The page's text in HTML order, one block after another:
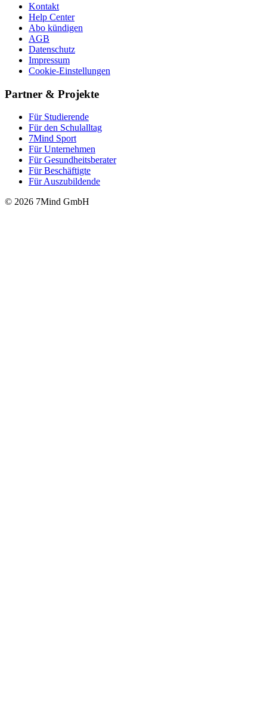
Kontakt
Help Center
Abo kündigen
AGB
Datenschutz
Impressum
Cookie-Einstellungen
Partner & Projekte
Für Stu­die­rende
Für den Schulalltag
7Mind Sport
Für Unter­neh­men
Für Gesund­heits­be­ra­ter
Für Beschäftigte
Für Auszubildende
© 2026 7Mind GmbH